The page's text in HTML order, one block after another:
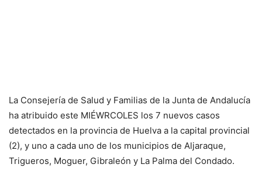
La Consejería de Salud y Familias de la Junta de Andalucía
ha atribuido este MIÉWRCOLES los 7 nuevos casos
detectados en la provincia de Huelva a la capital provincial
(2), y uno a cada uno de los municipios de Aljaraque,
Trigueros, Moguer, Gibraleón y La Palma del Condado.